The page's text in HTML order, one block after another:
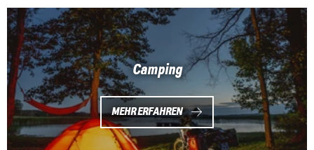
Camping
MEHR ERFAHREN